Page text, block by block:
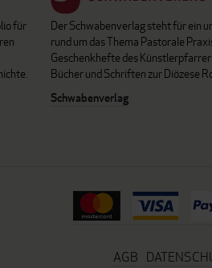
für
Der Schwabenverlag steht für ein
rund um das Thema Pastorale
Geschenkhefte des
Bücher und Schriften zur
Schwabenverlag
AGB